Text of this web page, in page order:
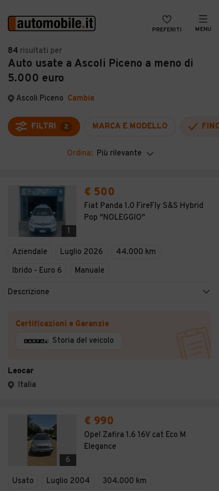
PREFERITI MENU
Auto
Auto usate
Auto Km 0
Auto Nuove
Moto
Camper
Veicoli Commerciali
VENDI
MAGAZINE
ACCEDI
84 risultati per
Auto usate a Ascoli Piceno a meno di
5.000 euro
Ascoli Piceno Cambia
FILTRI 2 MARCA E MODELLO
Ordina: Più rilevante
1
€ 500
Fiat Panda 1.0 FireFly S&S Hybrid
Pop "NOLEGGIO"
Aziendale Luglio 2026
44.000 km
Ibrido - Euro 6
Manuale
Descrizione
Certificazioni e Garanzie
Storia del veicolo
Leocar
Italia
6
€ 990
Opel Zafira 1.6 16V cat Eco M
Elegance
Usato Luglio 2004
304.000 km